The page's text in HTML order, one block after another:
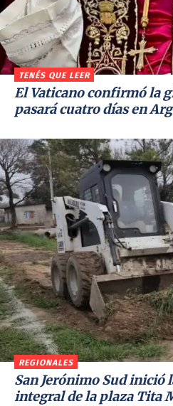
TENÉS QUE LEER
El Vaticano confirmó la
pasará cuatro días en
REGIONALES
San Jerónimo Sud inició
integral de la plaza Tita